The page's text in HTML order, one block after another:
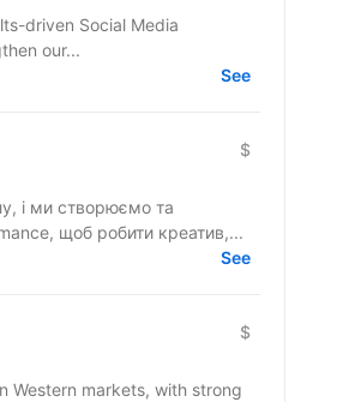
our...
See
$
і ми створюємо та
щоб робити креатив,...
See
$